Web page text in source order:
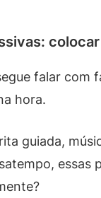
falar com
hora.
guiada,
essas